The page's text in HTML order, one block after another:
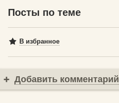
Посты по теме
В избранное
Добавить комментарий